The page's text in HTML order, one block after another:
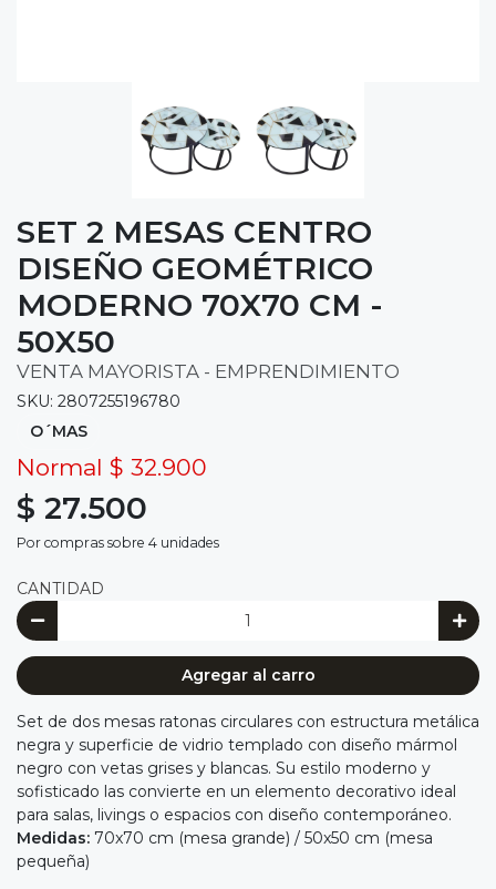
SET 2 MESAS CENTRO
DISEÑO GEOMÉTRICO
MODERNO 70X70 CM -
50X50
VENTA MAYORISTA - EMPRENDIMIENTO
SKU: 2807255196780
O´MAS
Normal $ 32.900
$ 27.500
Por compras sobre 4 unidades
CANTIDAD
Agregar al carro
Set de dos mesas ratonas circulares con estructura metálica
negra y superficie de vidrio templado con diseño mármol
negro con vetas grises y blancas. Su estilo moderno y
sofisticado las convierte en un elemento decorativo ideal
para salas, livings o espacios con diseño contemporáneo.
Medidas: 70x70 cm (mesa grande) / 50x50 cm (mesa
pequeña)